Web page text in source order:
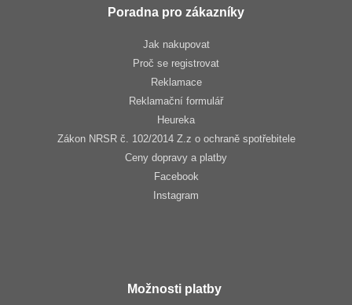
Poradna pro zákazníky
Jak nakupovat
Proč se registrovat
Reklamace
Reklamační formulář
Heureka
Zákon NRSR č. 102/2014 Z.z o ochraně spotřebitele
Ceny dopravy a platby
Facebook
Instagram
Možnosti platby